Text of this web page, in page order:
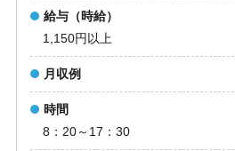
給与（時給）
1,150円以上
月収例
時間
8：20～17：30